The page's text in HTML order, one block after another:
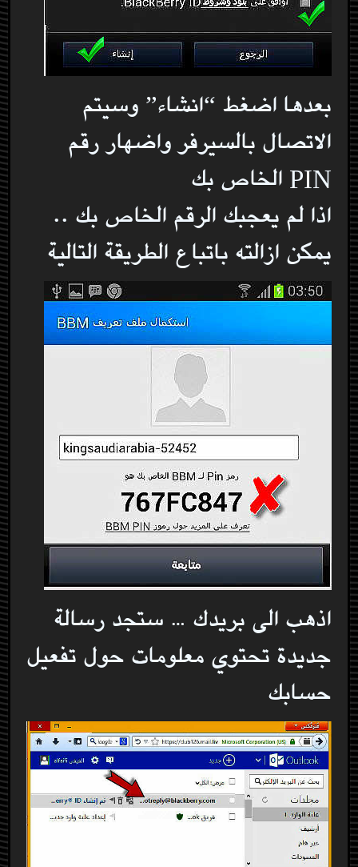
بعدها اضغط “انشاء” وسيتم
الاتصال بالسيرفر واضهار رقم
PIN الخاص بك
اذا لم يعجبك الرقم الخاص بك ..
يمكن ازالته باتباع الطريقة التالية
اذهب الى بريدك … ستجد رسالة
جديدة تحتوي معلومات حول تفعيل
حسابك